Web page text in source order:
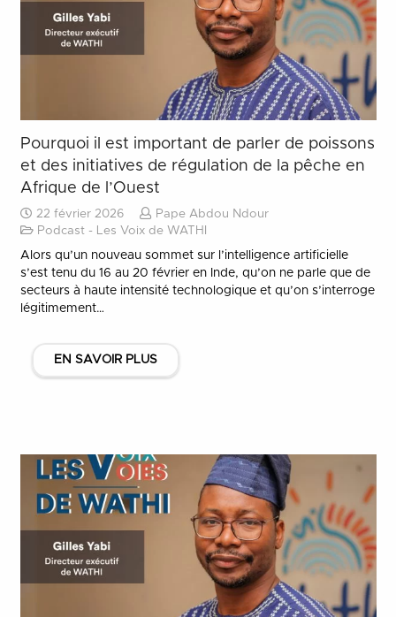
Pourquoi il est important de parler de poissons
et des initiatives de régulation de la pêche en
Afrique de l’Ouest
22 février 2026
Pape Abdou Ndour
Podcast - Les Voix de WATHI
Alors qu’un nouveau sommet sur l’intelligence artificielle
s’est tenu du 16 au 20 février en Inde, qu’on ne parle que de
secteurs à haute intensité technologique et qu’on s’interroge
légitimement…
EN SAVOIR PLUS